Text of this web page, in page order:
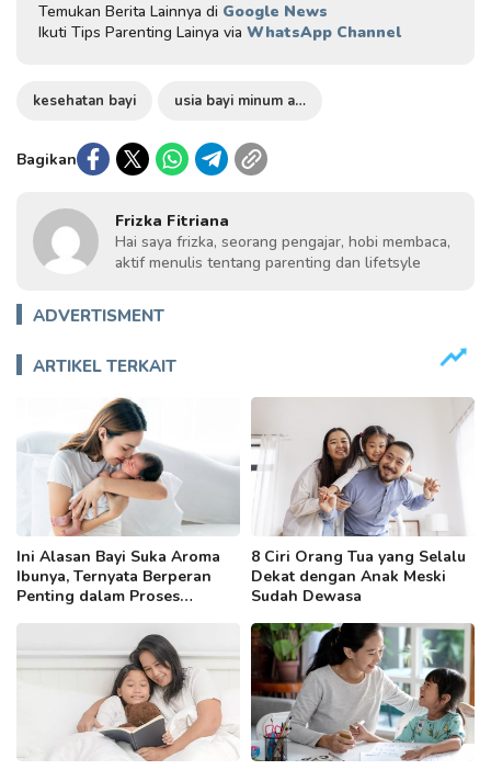
Temukan Berita Lainnya di Google News
Ikuti Tips Parenting Lainya via WhatsApp Channel
kesehatan bayi usia bayi minum air putih
Bagikan
Frizka Fitriana
Hai saya frizka, seorang pengajar, hobi membaca,
aktif menulis tentang parenting dan lifetsyle
ADVERTISMENT
ARTIKEL TERKAIT
Ini Alasan Bayi Suka Aroma
Ibunya, Ternyata Berperan
Penting dalam Proses
8 Ciri Orang Tua yang Selalu
Dekat dengan Anak Meski
Sudah Dewasa